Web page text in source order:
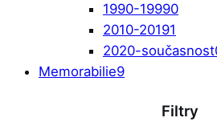
1990-19990
2010-20191
2020-současnost
Memorabilie9
Filtry